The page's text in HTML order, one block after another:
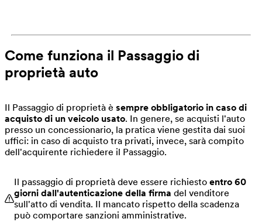
Come funziona il Passaggio di
proprietà auto
Il Passaggio di proprietà è sempre obbligatorio in caso di
acquisto di un veicolo usato. In genere, se acquisti l'auto
presso un concessionario, la pratica viene gestita dai suoi
uffici: in caso di acquisto tra privati, invece, sarà compito
dell'acquirente richiedere il Passaggio.
Il passaggio di proprietà deve essere richiesto entro 60
giorni dall'autenticazione della firma del venditore
sull'atto di vendita. Il mancato rispetto della scadenza
può comportare sanzioni amministrative.